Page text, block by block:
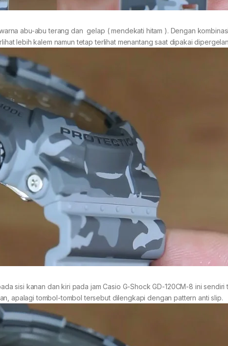
abu-abu terang dan gelap ( mendekati hitam ). Dengan
lebih kalem namun tetap terlihat menantang saat dipakai
sisi kanan dan kiri pada jam Casio G-Shock GD-120CM-8 ini sendiri
apalagi tombol-tombol tersebut dilengkapi dengan pattern anti slip.